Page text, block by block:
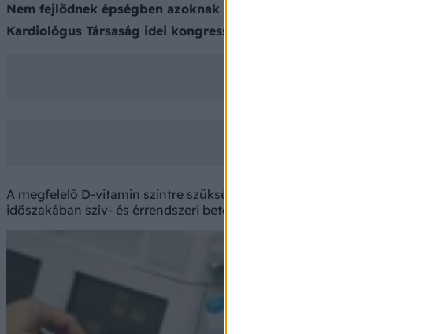
Nem fejlődnek épségben azoknak a gyerekeknek az ütőerei,
Kardiológus Társaság idei kongresszusán ismertették Kansas City
A megfelelő D-vitamin szintre szükség van az erős csontok
időszakában szív- és érrendszeri betegségek kockázatcsökkentésére.